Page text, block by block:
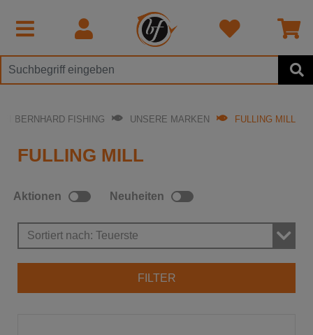
BERNHARD FISHING UNSERE MARKEN FULLING MILL
FULLING MILL
FILTER
Sortiert nach: Teuerste
Aktionen Neuheiten